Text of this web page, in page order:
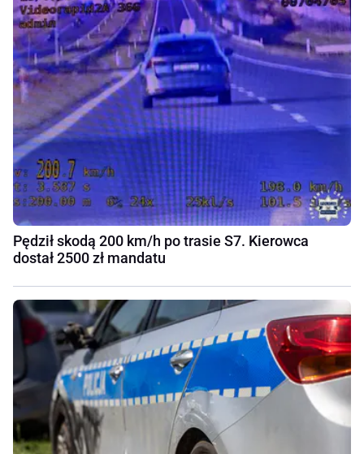
Pędził skodą 200 km/h po trasie S7. Kierowca
dostał 2500 zł mandatu